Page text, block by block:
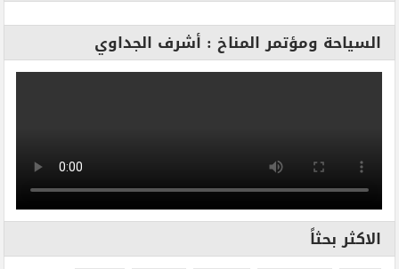
السياحة ومؤتمر المناخ : أشرف الجداوي
الاكثر بحثاً